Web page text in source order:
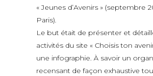
« Jeunes d’Avenirs » (septembre
Paris).
Le but était de présenter et
activités du site « Choisis ton
une infographie. À savoir un
recensant de façon exhaustive